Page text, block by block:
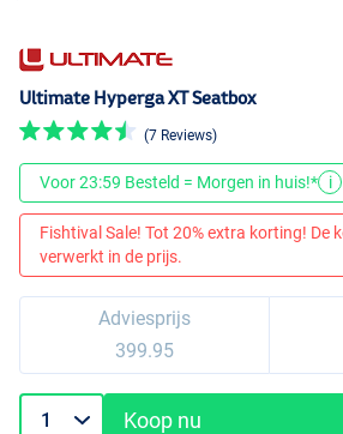
Ultimate Hyperga XT Seatbox
(7 Reviews)
Voor 23:59 Besteld = Morgen in huis!* i
Fishtival Sale! Tot 20% extra korting! De
verwerkt in de prijs.
Adviesprijs
399.95
Koop nu